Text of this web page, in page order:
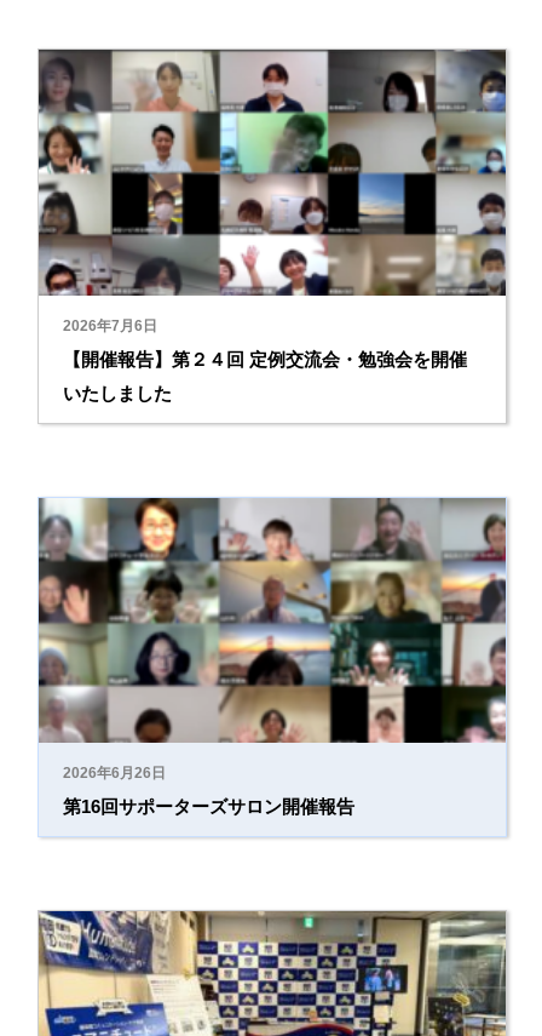
2026年7月6日
【開催報告】第２４回 定例交流会・勉強会を開催
いたしました
2026年6月26日
第16回サポーターズサロン開催報告